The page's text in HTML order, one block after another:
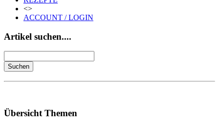
<>
ACCOUNT / LOGIN
Artikel suchen....
Übersicht Themen